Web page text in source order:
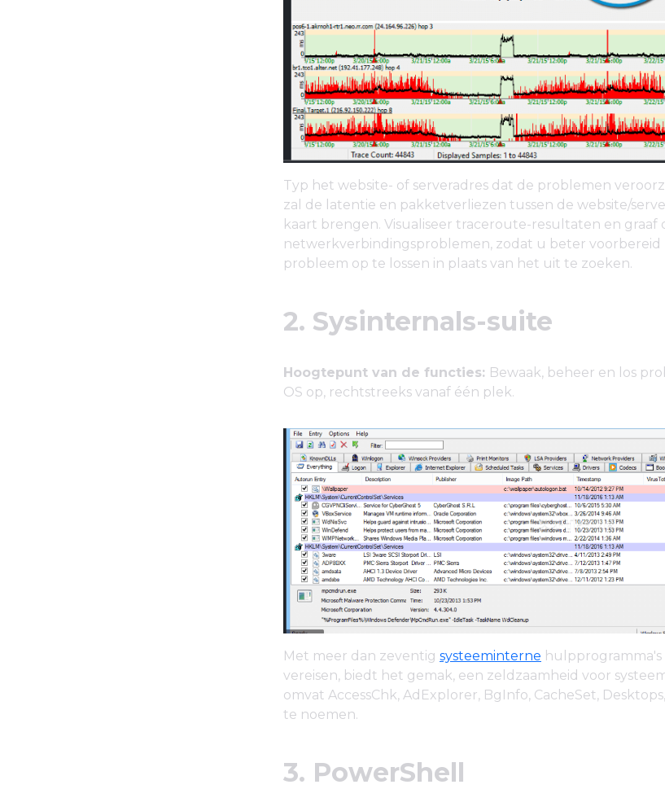
Typ het website- of serveradres dat de problemen
zal de latentie en pakketverliezen tussen de website/
kaart brengen. Visualiseer traceroute-resultaten en graaf
netwerkverbindingsproblemen, zodat u beter
probleem op te lossen in plaats van het uit te zoeken.
2. Sysinternals-suite
Hoogtepunt van de functies: Bewaak, beheer en los
OS op, rechtstreeks vanaf één plek.
Met meer dan zeventig systeeminterne
vereisen, biedt het gemak, een zeldzaamheid voor
omvat AccessChk, AdExplorer, BgInfo, CacheSet,
te noemen.
3. PowerShell